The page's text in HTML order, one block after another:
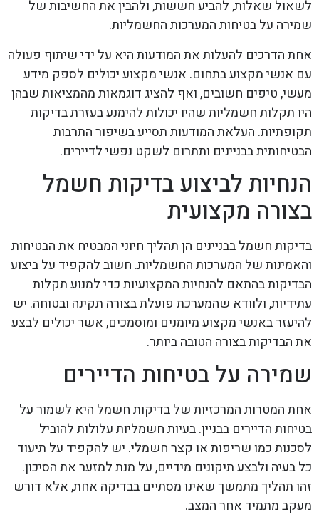
לשאול שאלות, להביע חששות, ולהבין את החשיבות של
שמירה על בטיחות המערכות החשמליות.
אחת הדרכים להעלות את המודעות היא על ידי שיתוף פעולה
עם אנשי מקצוע בתחום. אנשי מקצוע יכולים לספק מידע
מעשי, טיפים חשובים, ואף להציג דוגמאות מהמציאות שבהן
היו תקלות חשמליות שהיו יכולות להימנע בעזרת בדיקות
תקופתיות. העלאת המודעות תסייע בשיפור התרבות
הבטיחותית בבניינים ותתרום לשקט נפשי לדיירים.
הנחיות לביצוע בדיקות חשמל
בצורה מקצועית
בדיקות חשמל בבניינים הן תהליך חיוני המבטיח את הבטיחות
והאמינות של המערכות החשמליות. חשוב להקפיד על ביצוע
הבדיקות בהתאם להנחיות המקצועיות כדי למנוע תקלות
עתידיות, ולוודא שהמערכת פועלת בצורה תקינה ובטוחה. יש
להיעזר באנשי מקצוע מיומנים ומוסמכים, אשר יכולים לבצע
את הבדיקות בצורה הטובה ביותר.
שמירה על בטיחות הדיירים
אחת המטרות המרכזיות של בדיקות חשמל היא לשמור על
בטיחות הדיירים בבניין. בעיות חשמליות עלולות להוביל
לסכנות כמו שריפות או קצר חשמלי. יש להקפיד על תיעוד
כל בעיה ולבצע תיקונים מידיים, על מנת למזער את הסיכון.
זהו תהליך מתמשך שאינו מסתיים בבדיקה אחת, אלא דורש
מעקב מתמיד אחר המצב.